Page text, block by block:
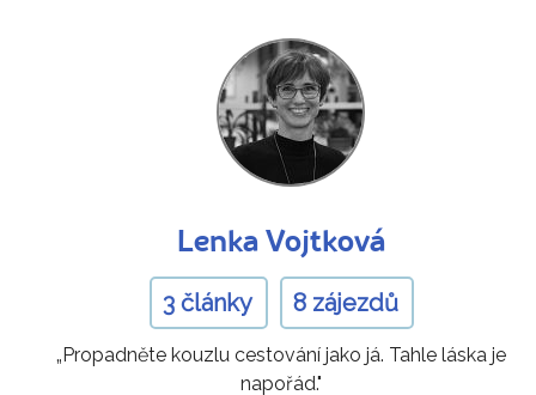
Lenka Vojtková
3 články 8 zájezdů
„Propadněte kouzlu cestování jako já. Tahle láska je
napořád."